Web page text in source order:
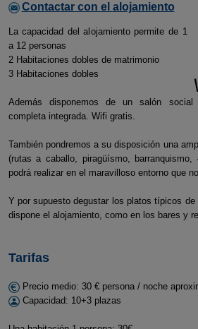
Contactar con el alojamiento
La capacidad del alojamiento permite de 1
a 12 personas
2 Habitaciones dobles de matrimonio
3 Habitaciones dobles
Además disponemos de un salón
completa integrada. Wifi gratis.
También pondremos a su disposición una
(rutas a caballo, piragüísmo,
podrá realizar en el maravilloso entorno que
Y por supuesto degustar los platos típicos
dispone el alojamiento, como en los bares y
Tarifas
Precio medio: 30 € persona / noche
Capacidad: 10+3 plazas